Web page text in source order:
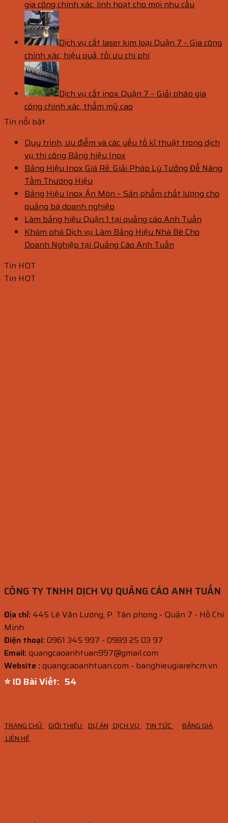
gia công chính xác, linh hoạt cho mọi nhu cầu
Dịch vụ cắt laser kim loại Quận 7 – Gia công
chính xác, hiệu quả, tối ưu chi phí
Dịch vụ cắt inox Quận 7 – Giải pháp gia
công chính xác, thẩm mỹ cao
Tin nổi bật
Quy trình, ưu điểm và các yếu tố kĩ thuật trong dịch
vụ thi công Bảng hiệu Inox
Bảng Hiệu Inox Giá Rẻ: Giải Pháp Lý Tưởng Để Nâng
Tầm Thương Hiệu
Bảng Hiệu Inox Ăn Mòn – Sản phẩm chất lượng cho
quảng bá doanh nghiệp
Làm bảng hiệu Quận 1 tại quảng cáo Anh Tuấn
Khám phá Dịch vụ Làm Bảng Hiệu Nhà Bè Cho
Doanh Nghiệp tại Quảng Cáo Anh Tuấn
Tin HOT
Tin HOT
CÔNG TY TNHH DỊCH VỤ QUẢNG CÁO ANH TUẤN
Địa chỉ: 445 Lê Văn Lương, P. Tân phong - Quận 7 - Hồ Chí
Minh
Điện thoại:0961 345 997 - 0989 25 03 97
Email:quangcaoanhtuan997@gmail.com
Website :quangcaoanhtuan.com - banghieugiarehcm.vn
⭐ ID Bài Viết: 52
TRANG CHỦ GIỚI THIỆU DỰ ÁN DỊCH VỤ TIN TỨC
BẢNG GIÁ
LIÊN HỆ